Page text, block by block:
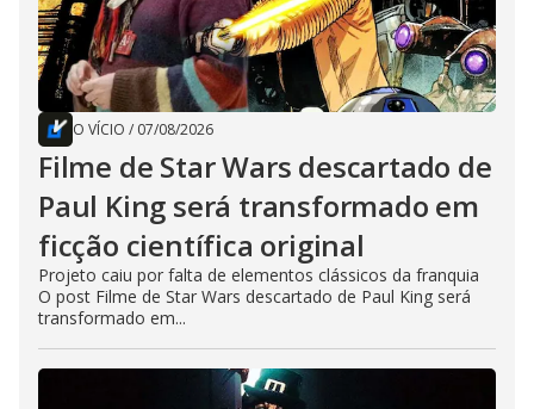
O VÍCIO / 07/08/2026
Filme de Star Wars descartado de
Paul King será transformado em
ficção científica original
Projeto caiu por falta de elementos clássicos da franquia
O post Filme de Star Wars descartado de Paul King será
transformado em...